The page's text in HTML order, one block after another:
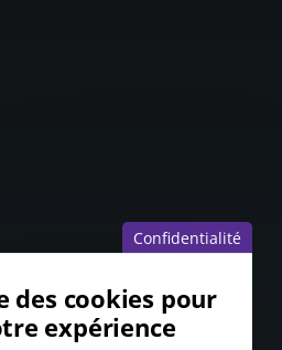
Confidentialité
des cookies pour
expérience